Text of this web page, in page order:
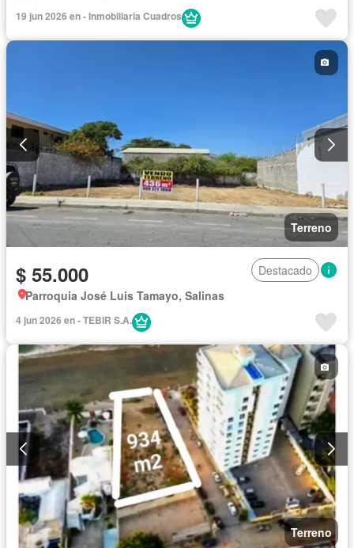
19 jun 2026 en - Inmobiliaria Cuadros
Terreno
$ 55.000
Destacado
Parroquia José Luis Tamayo, Salinas
4 jun 2026 en - TEBIR S.A.
Terreno